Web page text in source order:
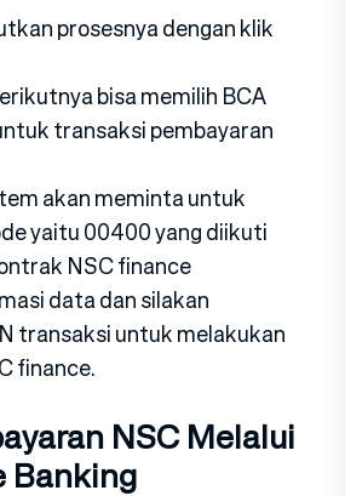
prosesnya dengan klik
bisa memilih BCA
transaksi pembayaran
akan meminta untuk
yaitu 00400 yang diikuti
NSC finance
data dan silakan
transaksi untuk melakukan
finance.
NSC Melalui
Banking